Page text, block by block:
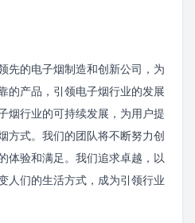
先的电子烟制造和创新公司，为
的产品，引领电子烟行业的发展
烟行业的可持续发展，为用户提
方式。我们的团队将不断努力创
体验和满足。我们追求卓越，以
人们的生活方式，成为引领行业